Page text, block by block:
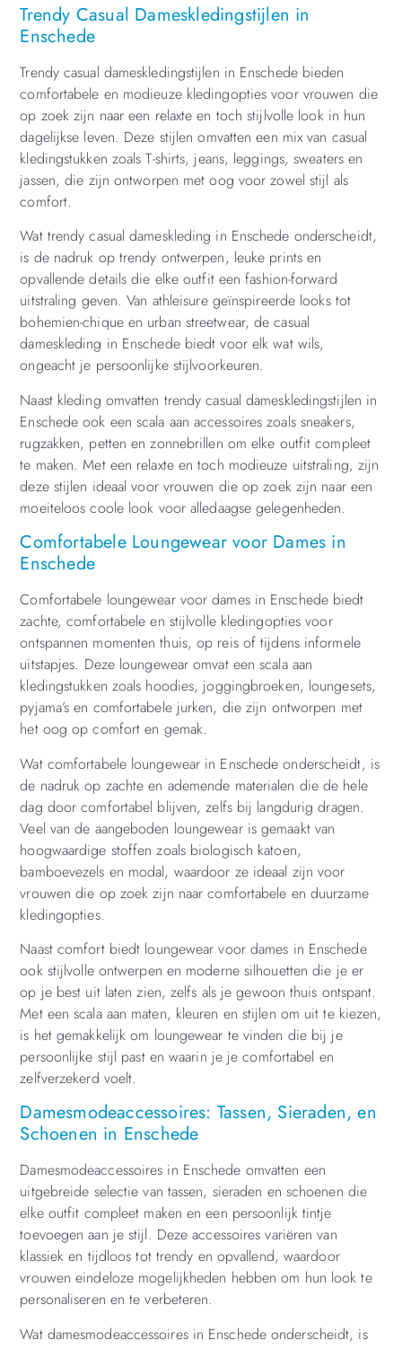
Trendy Casual Dameskledingstijlen in
Enschede
Trendy casual dameskledingstijlen in Enschede bieden
comfortabele en modieuze kledingopties voor vrouwen die
op zoek zijn naar een relaxte en toch stijlvolle look in hun
dagelijkse leven. Deze stijlen omvatten een mix van casual
kledingstukken zoals T-shirts, jeans, leggings, sweaters en
jassen, die zijn ontworpen met oog voor zowel stijl als
comfort.
Wat trendy casual dameskleding in Enschede onderscheidt,
is de nadruk op trendy ontwerpen, leuke prints en
opvallende details die elke outfit een fashion-forward
uitstraling geven. Van athleisure geïnspireerde looks tot
bohemien-chique en urban streetwear, de casual
dameskleding in Enschede biedt voor elk wat wils,
ongeacht je persoonlijke stijlvoorkeuren.
Naast kleding omvatten trendy casual dameskledingstijlen in
Enschede ook een scala aan accessoires zoals sneakers,
rugzakken, petten en zonnebrillen om elke outfit compleet
te maken. Met een relaxte en toch modieuze uitstraling, zijn
deze stijlen ideaal voor vrouwen die op zoek zijn naar een
moeiteloos coole look voor alledaagse gelegenheden.
Comfortabele Loungewear voor Dames in
Enschede
Comfortabele loungewear voor dames in Enschede biedt
zachte, comfortabele en stijlvolle kledingopties voor
ontspannen momenten thuis, op reis of tijdens informele
uitstapjes. Deze loungewear omvat een scala aan
kledingstukken zoals hoodies, joggingbroeken, loungesets,
pyjama’s en comfortabele jurken, die zijn ontworpen met
het oog op comfort en gemak.
Wat comfortabele loungewear in Enschede onderscheidt, is
de nadruk op zachte en ademende materialen die de hele
dag door comfortabel blijven, zelfs bij langdurig dragen.
Veel van de aangeboden loungewear is gemaakt van
hoogwaardige stoffen zoals biologisch katoen,
bamboevezels en modal, waardoor ze ideaal zijn voor
vrouwen die op zoek zijn naar comfortabele en duurzame
kledingopties.
Naast comfort biedt loungewear voor dames in Enschede
ook stijlvolle ontwerpen en moderne silhouetten die je er
op je best uit laten zien, zelfs als je gewoon thuis ontspant.
Met een scala aan maten, kleuren en stijlen om uit te kiezen,
is het gemakkelijk om loungewear te vinden die bij je
persoonlijke stijl past en waarin je je comfortabel en
zelfverzekerd voelt.
Damesmodeaccessoires: Tassen, Sieraden, en
Schoenen in Enschede
Damesmodeaccessoires in Enschede omvatten een
uitgebreide selectie van tassen, sieraden en schoenen die
elke outfit compleet maken en een persoonlijk tintje
toevoegen aan je stijl. Deze accessoires variëren van
klassiek en tijdloos tot trendy en opvallend, waardoor
vrouwen eindeloze mogelijkheden hebben om hun look te
personaliseren en te verbeteren.
Wat damesmodeaccessoires in Enschede onderscheidt, is